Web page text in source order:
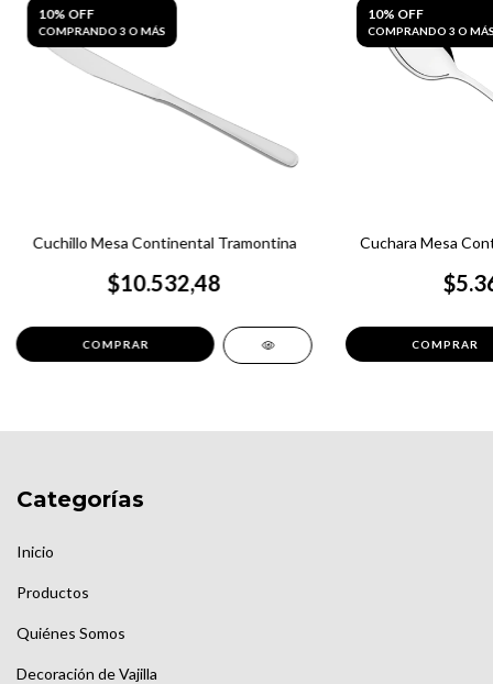
10% OFF
COMPRANDO 3 O MÁS
Cuchillo Mesa Continental Tramontina
$10.532,48
10% OFF
COMPRANDO 3 O
Cuchara Mesa
Categorías
Inicio
Productos
Quiénes Somos
Decoración de Vajilla